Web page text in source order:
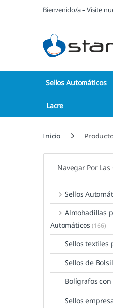
Saltar a la navegación
Saltar al contenidoBienvenido/a – Visite
Sellos Automáticos
Lacre
Inicio
Navegar Por Las
Sellos
Almohadillas
Automáticos(166)
Sellos textiles
Sellos de
Bolígrafos
Sellos